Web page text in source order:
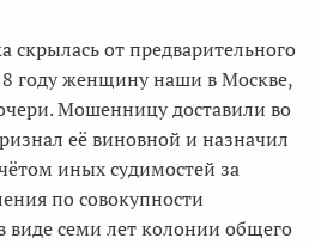
скрылась от предварительного
году женщину наши в Москве,
Мошенницу доставили во
её виновной и назначил
иных судимостей за
по совокупности
виде семи лет колонии общего